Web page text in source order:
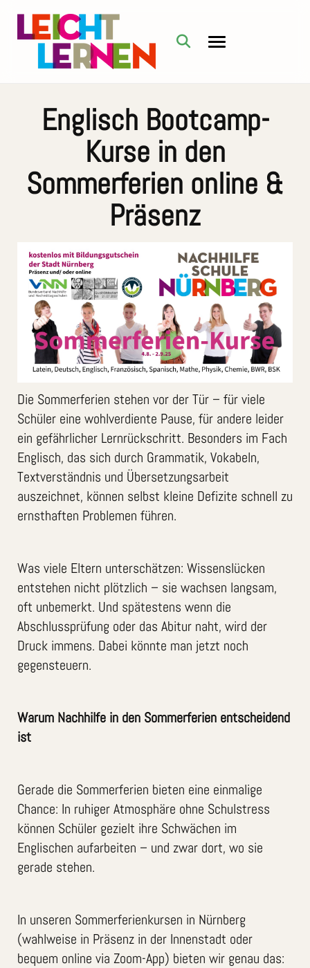
Englisch Bootcamp-
Kurse in den
Sommerferien online &
Präsenz
Die Sommerferien stehen vor der Tür – für viele
Schüler eine wohlverdiente Pause, für andere leider
ein gefährlicher Lernrückschritt. Besonders im Fach
Englisch, das sich durch Grammatik, Vokabeln,
Textverständnis und Übersetzungsarbeit
auszeichnet, können selbst kleine Defizite schnell zu
ernsthaften Problemen führen.
Was viele Eltern unterschätzen: Wissenslücken
entstehen nicht plötzlich – sie wachsen langsam,
oft unbemerkt. Und spätestens wenn die
Abschlussprüfung oder das Abitur naht, wird der
Druck immens. Dabei könnte man jetzt noch
gegensteuern.
Warum Nachhilfe in den Sommerferien entscheidend
ist
Gerade die Sommerferien bieten eine einmalige
Chance: In ruhiger Atmosphäre ohne Schulstress
können Schüler gezielt ihre Schwächen im
Englischen aufarbeiten – und zwar dort, wo sie
gerade stehen.
In unseren Sommerferienkursen in Nürnberg
(wahlweise in Präsenz in der Innenstadt oder
bequem online via Zoom-App) bieten wir genau das: